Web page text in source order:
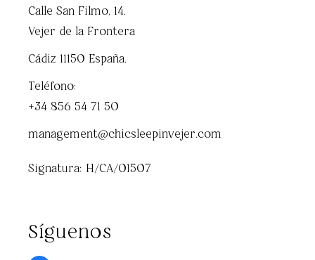
Calle San Filmo, 14.
Vejer de la Frontera
Cádiz 11150 España.
Teléfono:
+34 856 54 71 50
management@chicsleepinvejer.com
Signatura: H/CA/01507
Síguenos